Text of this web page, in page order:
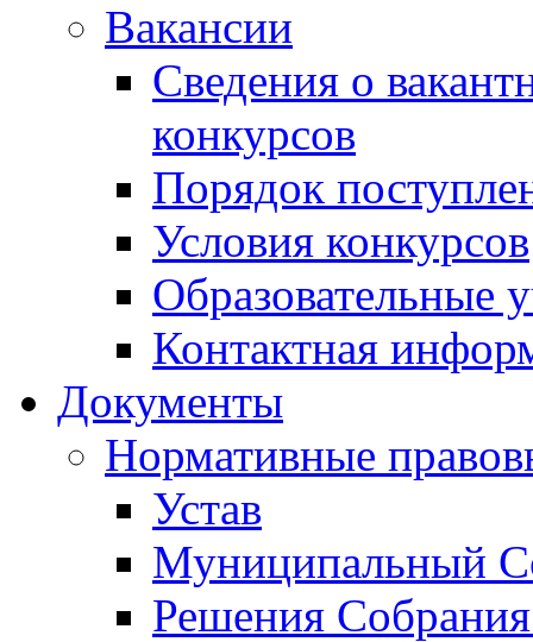
Вакансии
Сведения о
конкурсов
Порядок
Условия конкурсов
Образовательные
Контактная
Документы
Нормативные
Устав
Муниципальный
Решения